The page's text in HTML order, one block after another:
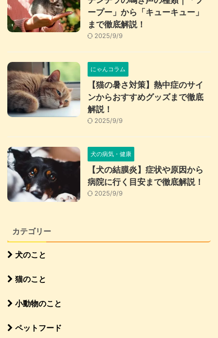
ープー」から「キューキュー」
まで徹底解説！
2025/9/9
にゃんコラム
【猫の暑さ対策】熱中症のサイ
ンからおすすめグッズまで徹底
解説！
2025/9/9
犬の病気・健康
【犬の結膜炎】症状や原因から
病院に行く目安まで徹底解説！
2025/9/9
カテゴリー
犬のこと
猫のこと
小動物のこと
ペットフード